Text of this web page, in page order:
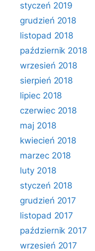
styczeń 2019
grudzień 2018
listopad 2018
październik 2018
wrzesień 2018
sierpień 2018
lipiec 2018
czerwiec 2018
maj 2018
kwiecień 2018
marzec 2018
luty 2018
styczeń 2018
grudzień 2017
listopad 2017
październik 2017
wrzesień 2017